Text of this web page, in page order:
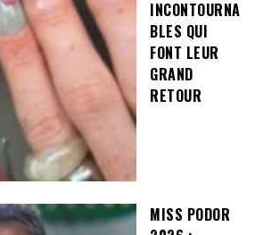
INCONTOURNA
BLES QUI
FONT LEUR
GRAND
RETOUR
MISS PODOR